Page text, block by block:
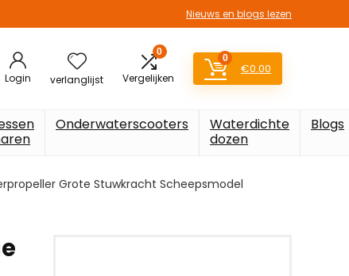
Nieuws en blogs lezen
Login verlanglijst
0
Vergelijken
0
€0.00
Onderwaterscooters
Waterdichte
dozen
Blogs
Grote Stuwkracht Scheepsmodel